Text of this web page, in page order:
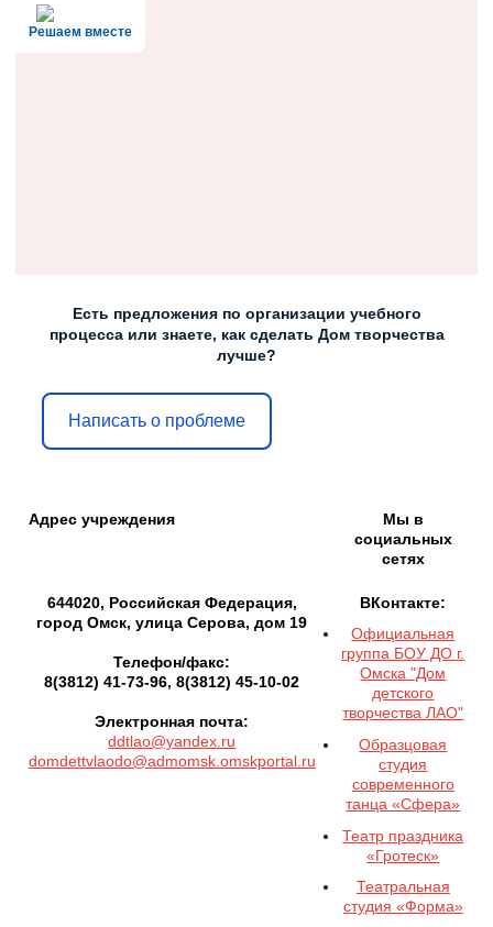
Решаем вместе
Есть предложения по организации учебного
процесса или знаете, как сделать Дом творчества
лучше?
Написать о проблеме
Адрес учреждения
Мы в
социальных
сетях
644020, Российская Федерация,
город Омск, улица Серова, дом 19
Телефон/факс:
8(3812) 41-73-96, 8(3812) 45-10-02
Электронная почта:
ddtlao@yandex.ru
domdettvlaodo@admomsk.omskportal.ru
ВКонтакте:
Официальная
группа БОУ ДО г.
Омска "Дом
детского
творчества ЛАО"
Образцовая
студия
современного
танца «Сфера»
Театр праздника
«Гротеск»
Театральная
студия «Форма»